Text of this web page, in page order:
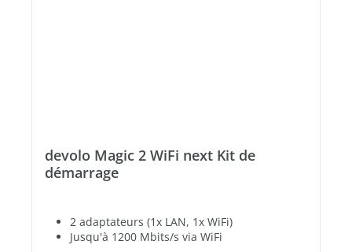
devolo Magic 2 WiFi next Kit de
démarrage
2 adaptateurs (1x LAN, 1x WiFi)
Jusqu'à 1200 Mbits/s via WiFi